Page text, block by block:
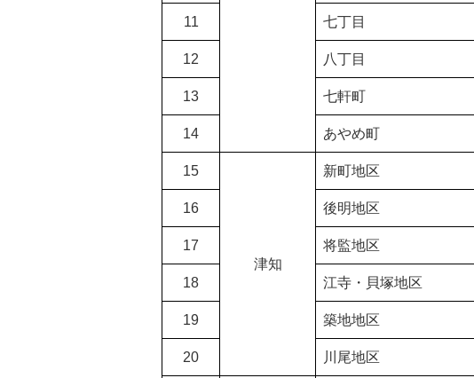
11 七丁目
12 八丁目
13 七軒町
14 あやめ町
15
津知
新町地区
16 後明地区
17 将監地区
18 江寺・貝塚地区
19 築地地区
20 川尾地区